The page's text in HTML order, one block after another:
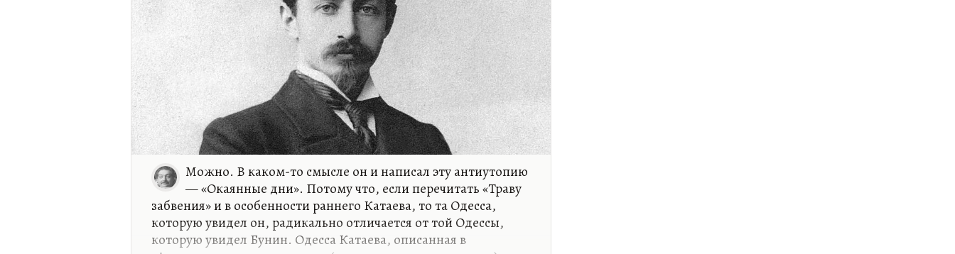
Можно. В каком-то смысле он и написал эту антиутопию
— «Окаянные дни». Потому что, если перечитать «Траву
забвения» и в особенности раннего Катаева, то та Одесса,
которую увидел он, радикально отличается от той Одессы,
которую увидел Бунин. Одесса Катаева, описанная в